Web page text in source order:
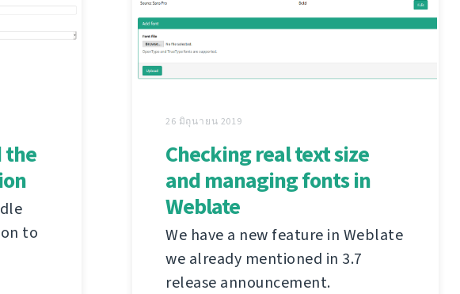
the
to
26 มิถุนายน 2019
Checking real text size
and managing fonts in
Weblate
We have a new feature in Weblate
we already mentioned in 3.7
release announcement.